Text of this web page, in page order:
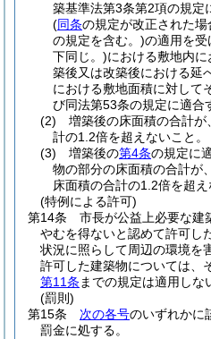
築基準法第3条第2項の規定
(同条の規定が改正された
の規定を含む。)の適用を受
下同じ。)における敷地内
築後又は改築後における延
における敷地面積に対して
び同法第53条の規定に適合
(2)
増築後の床面積の合計
計の1.2倍を超えないこと。
(3)
増築後の第4条の規定に
物の部分の床面積の合計が
床面積の合計の1.2倍を超え
(特例による許可)
第14条
市長が公益上必要な建
やむを得ないと認めて許可し
状況に照らして周辺の環境を
許可した建築物については、
第11条 までの規定は適用しな
(罰則)
第15条
次の各号のいずれかに
罰金に処する。